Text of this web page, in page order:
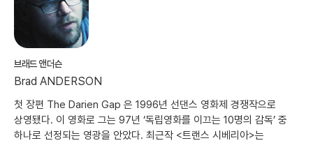
브래드 앤더슨
Brad ANDERSON
첫 장편 The Darien Gap 은 1996년 선댄스 영화제 경쟁작으로
상영됐다. 이 영화로 그는 97년 ‘독립영화를 이끄는 10명의 감독’ 중
하나로 선정되는 영광을 안았다. 최근작 <트랜스 시베리아>는